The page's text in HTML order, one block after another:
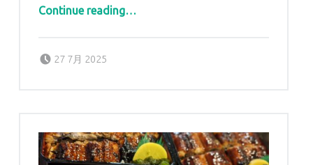
Continue reading“お盆営業のお知らせ”
…
27 7月 2025